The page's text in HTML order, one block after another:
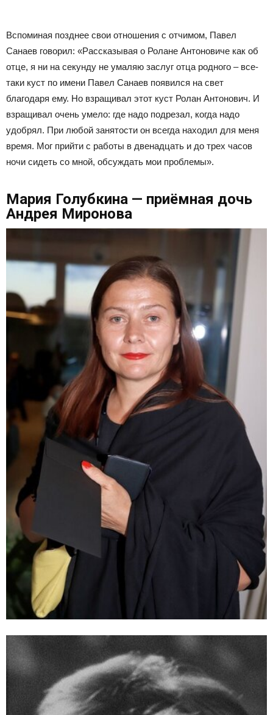
Вспоминая позднее свои отношения с отчимом, Павел
Санаев говорил: «Рассказывая о Ролане Антоновиче как об
отце, я ни на секунду не умаляю заслуг отца родного – все-
таки куст по имени Павел Санаев появился на свет
благодаря ему. Но взращивал этот куст Ролан Антонович. И
взращивал очень умело: где надо подрезал, когда надо
удобрял. При любой занятости он всегда находил для меня
время. Мог прийти с работы в двенадцать и до трех часов
ночи сидеть со мной, обсуждать мои проблемы».
Мария Голубкина — приёмная дочь
Андрея Миронова